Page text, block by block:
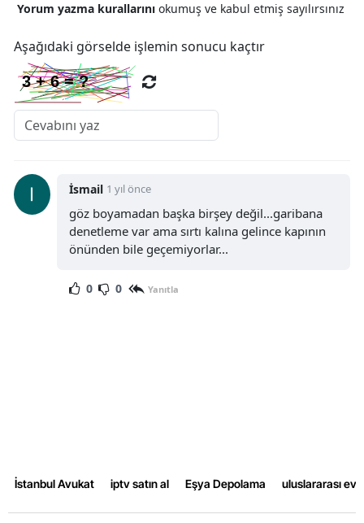
Yorum yazma kurallarını okumuş ve kabul etmiş sayılırsınız
Aşağıdaki görselde işlemin sonucu kaçtır
İsmail 1 yıl önce
göz boyamadan başka birşey değil...garibana
denetleme var ama sırtı kalına gelince kapının
önünden bile geçemiyorlar...
0 0 Yanıtla
İstanbul Avukat iptv satın al Eşya Depolama uluslararası